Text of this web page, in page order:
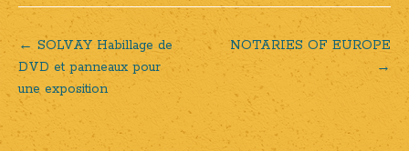
Post
navigation
← SOLVAY Habillage de
DVD et panneaux pour
une exposition
NOTARIES OF EUROPE
→